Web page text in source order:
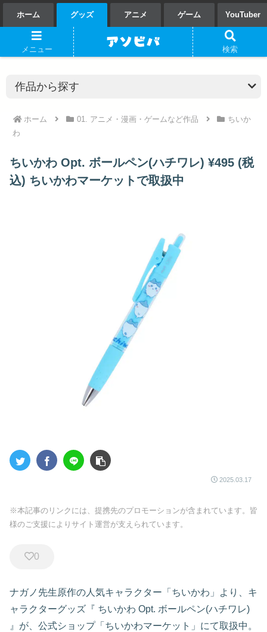
ホーム グッズ アニメ ゲーム YouTuber
ホーム 01. アニメ・漫画・ゲームなど作品
ちいか
わ
ちいかわ Opt. ボールペン(ハチワレ) ¥495 (税
込) ちいかわマーケットで取扱中
2025.03.17
※本記事のリンクには、提携先のプロモーションが含まれています。皆
様のご支援によりサイト運営が支えられています。
0
ナガノ先生原作の人気キャラクター「ちいかわ」より、キ
ャラクターグッズ『 ちいかわ Opt. ボールペン(ハチワレ)
』が、公式ショップ「ちいかわマーケット」にて取扱中。
メニュー 検索